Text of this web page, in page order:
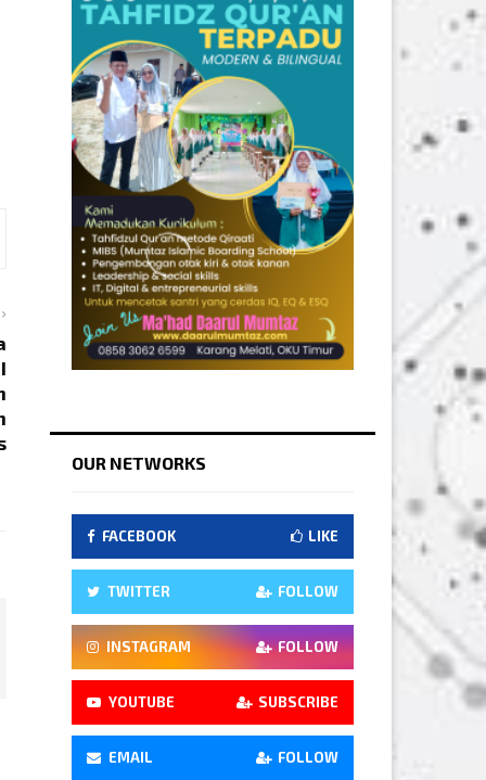
OUR NETWORKS
FACEBOOK LIKE
TWITTER FOLLOW
INSTAGRAM FOLLOW
YOUTUBE SUBSCRIBE
EMAIL FOLLOW